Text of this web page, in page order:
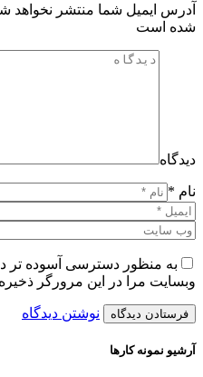
آدرس ایمیل شما منتشر نخواهد
شده است
دیدگاه
نام *
به منظور دسترسی آسوده تر
وبسایت مرا در این مرورگر
نوشتن دیدگاه
آرشیو نمونه کارها